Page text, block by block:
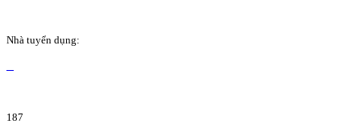
Nhà tuyển dụng:
187